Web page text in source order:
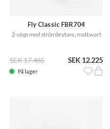
Fly Classic FBR704
2-vägs med strömbrytare, mattsvart
SEK 17.465 SEK 12.225
På lager